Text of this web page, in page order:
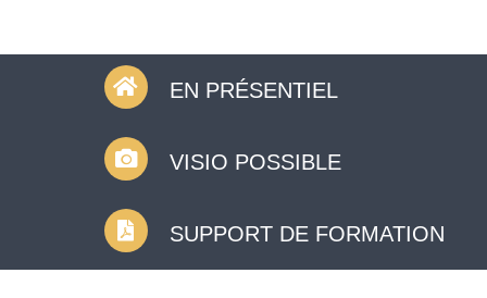
EN PRÉSENTIEL
VISIO POSSIBLE
SUPPORT DE FORMATION